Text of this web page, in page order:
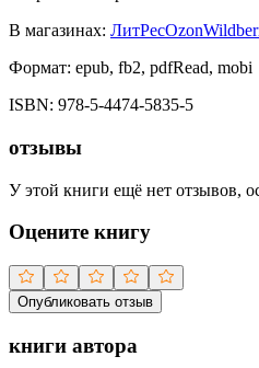
В магазинах: ЛитРесOzon
Формат: epub, fb2, pdfRead, mobi
ISBN: 978-5-4474-5835-5
отзывы
У этой книги ещё нет отзывов,
Оцените книгу
Опубликовать отзыв
книги автора